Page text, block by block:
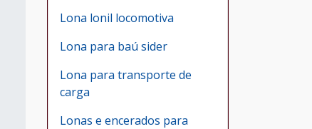
Lona lonil locomotiva
Lona para baú sider
Lona para transporte de
carga
Lonas e encerados para